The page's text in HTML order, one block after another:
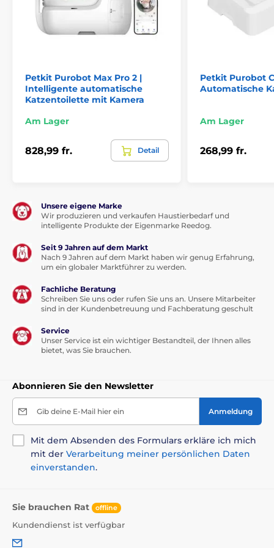
Streuwechsel einfacher als je zuvor
Die Wartung der Toilette war noch nie so einfach und
erfolgt in drei extrem schnellen Schritten:
Einlegen,
die Toilette übernimmt die
vollständig selbst. Wenn es Zeit zum Wechseln ist,
verpacken und entsorgen Sie einfach die gesamte
Schaufel nacharbeiten zu müssen.
Hinweis:Für die korrekte Funktion und optimale
Selbstreinigungsergebnisse funktioniert die Toilette
ausschließlich mit dem originalen Silikat-Katzenstreu
PETKIT Crystal Cat Litter.
Petkit Purobot Max Pro 2 |
Intelligente automatische
Katzentoilette mit Kamera
Am Lager
828,99 fr. Detail
Petkit Purobot
Automatische
Am Lager
268,99 fr.
Unsere eigene Marke
Wir produzieren und verkaufen Haustierbedarf und
intelligente Produkte der Eigenmarke Reedog.
Seit 9 Jahren auf dem Markt
Nach 9 Jahren auf dem Markt haben wir genug Erfahrung,
um ein globaler Marktführer zu werden.
Fachliche Beratung
Schreiben Sie uns oder rufen Sie uns an. Unsere Mitarbeiter
sind in der Kundenbetreuung und Fachberatung geschult
Service
Unser Service ist ein wichtiger Bestandteil, der Ihnen alles
bietet, was Sie brauchen.
Abonnieren Sie den Newsletter
Gib deine E-Mail hier ein Anmeldung
Mit dem Absenden des Formulars erkläre ich mich
mit der Verarbeitung meiner persönlichen Daten
einverstanden.
Sie brauchen Rat offline
Kundendienst ist verfügbar